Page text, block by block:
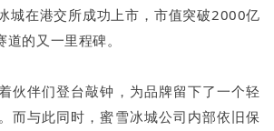
城在港交所成功上市，市值突破2000亿
的又一里程碑。
伙伴们登台敲钟，为品牌留下了一个轻
而与此同时，蜜雪冰城公司内部依旧保